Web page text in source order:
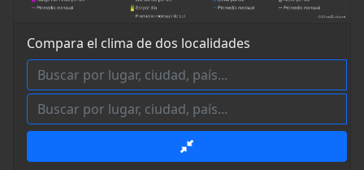
Compara el clima de dos localidades